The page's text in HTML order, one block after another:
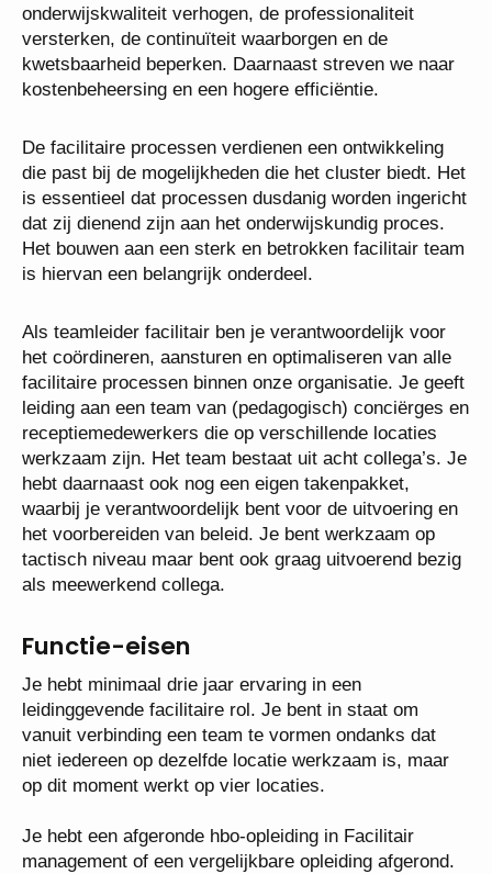
onderwijskwaliteit verhogen, de professionaliteit
versterken, de continuïteit waarborgen en de
kwetsbaarheid beperken. Daarnaast streven we
naar kostenbeheersing en een hogere efficiëntie.
De facilitaire processen verdienen een ontwikkeling
die past bij de mogelijkheden die het cluster biedt.
Het is essentieel dat processen dusdanig worden
ingericht dat zij dienend zijn aan het onderwijskundig
proces. Het bouwen aan een sterk en betrokken
facilitair team is hiervan een belangrijk onderdeel.
Als teamleider facilitair ben je verantwoordelijk voor
het coördineren, aansturen en optimaliseren van alle
facilitaire processen binnen onze organisatie. Je
geeft leiding aan een team van (pedagogisch)
conciërges en receptiemedewerkers die op
verschillende locaties werkzaam zijn. Het team
bestaat uit acht collega’s. Je hebt daarnaast ook
nog een eigen takenpakket, waarbij je
verantwoordelijk bent voor de uitvoering en het
voorbereiden van beleid. Je bent werkzaam op
tactisch niveau maar bent ook graag uitvoerend
Functie-eisen
Je hebt minimaal drie jaar ervaring in een
leidinggevende facilitaire rol. Je bent in staat om
vanuit verbinding een team te vormen ondanks dat
niet iedereen op dezelfde locatie werkzaam is, maar
Je hebt een afgeronde hbo-opleiding in Facilitair